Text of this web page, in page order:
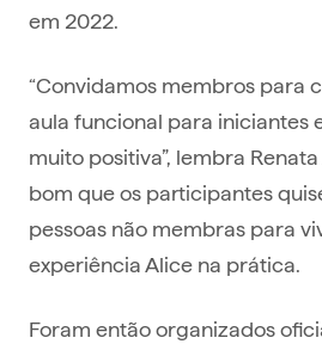
em 2022.
“Convidamos membros para
aula funcional para iniciantes
muito positiva”, lembra
bom que os participantes
pessoas não membras para
experiência Alice na prática.
Foram então organizados